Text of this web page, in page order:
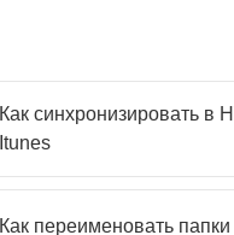
Как синхронизировать в
Itunes
Как переименовать